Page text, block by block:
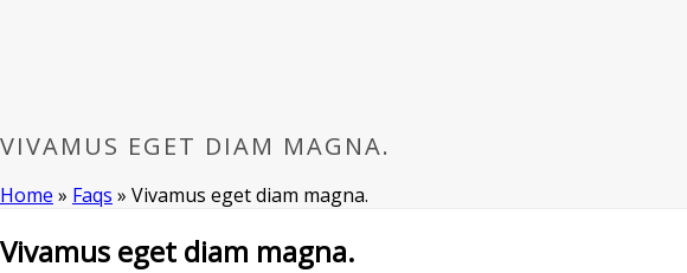
VIVAMUS EGET DIAM MAGNA.
Home » Faqs » Vivamus eget diam magna.
Vivamus eget diam magna.